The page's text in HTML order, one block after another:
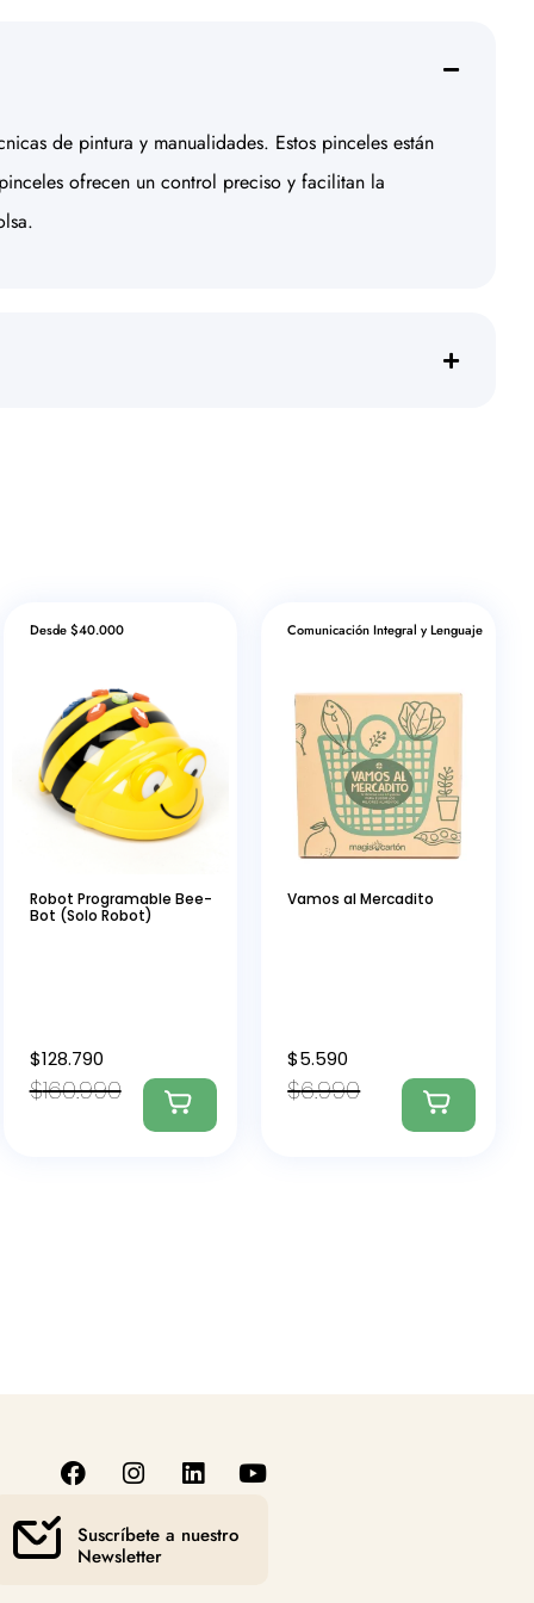
de pintura y manualidades. Estos pinceles están
ofrecen un control preciso y facilitan la
Desde $40.000
Robot Programable Bee-
Bot (Solo Robot)
$160.990
$128.790
Comunicación Integral y Lenguaje
Vamos al Mercadito
$6.990
$5.590
Suscríbete a nuestro
Newsletter